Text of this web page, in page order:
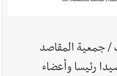
والحرارة ضمن معدلاتها
/ جمعية المقاصد
رئيسا وأعضاء